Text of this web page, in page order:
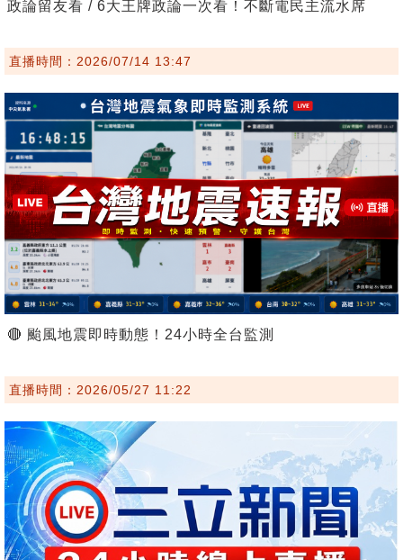
政論留友看 / 6大王牌政論一次看！不斷電民主流水席
直播時間：2026/07/14 13:47
🔴 颱風地震即時動態！24小時全台監測
直播時間：2026/05/27 11:22